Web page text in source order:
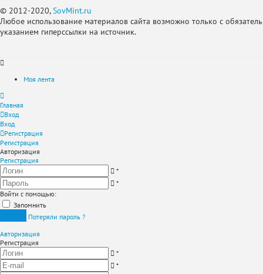
© 2012-2020,SovMint.ru
Любое использование материалов сайта возможно только с
указанием гиперссылки на источник.
Моя лента
Главная
Вход
Вход
Регистрация
Регистрация
Авторизация
Регистрация
*
*
Войти с помощью:
Запомнить
Потеряли пароль ?
Авторизация
Регистрация
*
*